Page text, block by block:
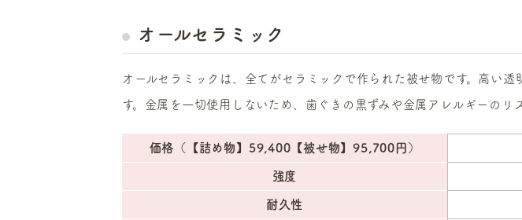
オールセラミック
オールセラミックは、全てがセラミックで作られた被せ物です。高い
す。金属を一切使用しないため、歯ぐきの黒ずみや金属アレルギーのリ
価格（【詰め物】59,400【被せ物】95,700円）
強度
耐久性